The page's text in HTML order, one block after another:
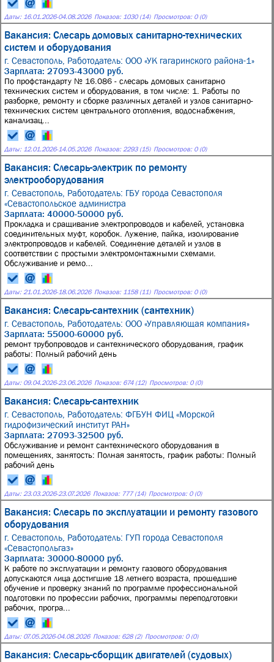
Даты: 16.01.2026-04.08.2026 Показов: 1030 (14) Просмотров: 0 (0)
Вакансия: Слесарь домовых санитарно-технических
систем и оборудования
г. Севастополь, Работодатель: ООО «УК гагаринского района-1»
Зарплата: 27093-43000 руб.
По профстандарту № 16.086 - слесарь домовых санитарно
технических систем и оборудования, в том числе: 1. Работы по
разборке, ремонту и сборке различных деталей и узлов санитарно-
технических систем центрального отопления, водоснабжения,
канализац...
Даты: 12.01.2026-14.05.2026 Показов: 2293 (15) Просмотров: 0 (0)
Вакансия: Слесарь-электрик по ремонту
электрооборудования
г. Севастополь, Работодатель: ГБУ города Севастополя
«Севастопольское администра
Зарплата: 40000-50000 руб.
Прокладка и сращивание электропроводов и кабелей, установка
соединительных муфт, коробок. Лужение, пайка, изолирование
электропроводов и кабелей. Соединение деталей и узлов в
соответствии с простыми электромонтажными схемами.
Обслуживание и ремо...
Даты: 21.01.2026-18.06.2026 Показов: 1158 (11) Просмотров: 0 (0)
Вакансия: Слесарь-сантехник (сантехник)
г. Севастополь, Работодатель: ООО «Управляющая компания»
Зарплата: 55000-60000 руб.
ремонт трубопроводов и сантехнического оборудования, график
работы: Полный рабочий день
Даты: 09.04.2026-23.06.2026 Показов: 674 (12) Просмотров: 0 (0)
Вакансия: Слесарь-сантехник
г. Севастополь, Работодатель: ФГБУН ФИЦ «Морской
гидрофизический институт РАН»
Зарплата: 27093-32500 руб.
Обслуживание и ремонт сантехнического оборудования в
помещениях, занятость: Полная занятость, график работы: Полный
рабочий день
Даты: 23.03.2026-23.07.2026 Показов: 777 (14) Просмотров: 0 (0)
Вакансия: Слесарь по эксплуатации и ремонту газового
оборудования
г. Севастополь, Работодатель: ГУП города Севастополя
«Севастопольгаз»
Зарплата: 30000-80000 руб.
К работе по эксплуатации и ремонту газового оборудования
допускаются лица достигшие 18 летнего возраста, прошедшие
обучение и проверку знаний по программе профессиональной
подготовки по профессии рабочих, программы переподготовки
рабочих, програ...
Даты: 07.05.2026-04.08.2026 Показов: 628 (2) Просмотров: 0 (0)
Вакансия: Слесарь-сборщик двигателей (судовых)